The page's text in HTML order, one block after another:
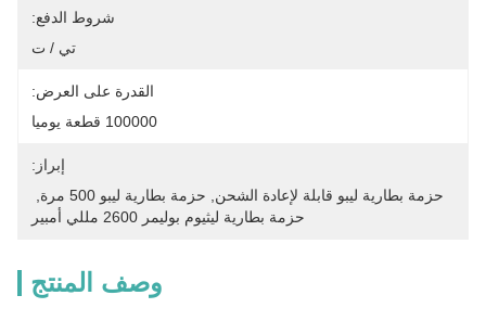
شروط الدفع:
تي / ت
القدرة على العرض:
100000 قطعة يوميا
إبراز:
حزمة بطارية ليبو قابلة لإعادة الشحن
حزمة بطارية ليبو 500 مرة
حزمة بطارية ليثيوم بوليمر 2600 مللي أمبير
وصف المنتج